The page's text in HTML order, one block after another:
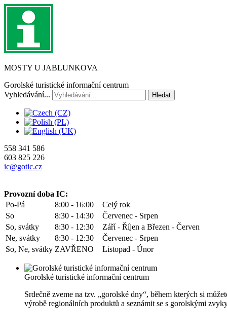
MOSTY U JABLUNKOVA
Gorolské turistické informační centrum
Vyhledávání...
Hledat
558 341 586
603 825 226
ic@gotic.cz
Provozní doba IC:
Po-Pá
8:00 - 16:00
Celý rok
So
8:30 - 14:30
Červenec - Srpen
So, svátky
8:30 - 12:30
Září - Říjen a Březen - Červen
Ne, svátky
8:30 - 12:30
Červenec - Srpen
So, Ne, svátky ZAVŘENO Listopad - Únor
Gorolské turistické informační centrum
Srdečně zveme na tzv. „gorolské dny“, během kterých si
výrobě regionálních produktů a seznámit se s gorolskými